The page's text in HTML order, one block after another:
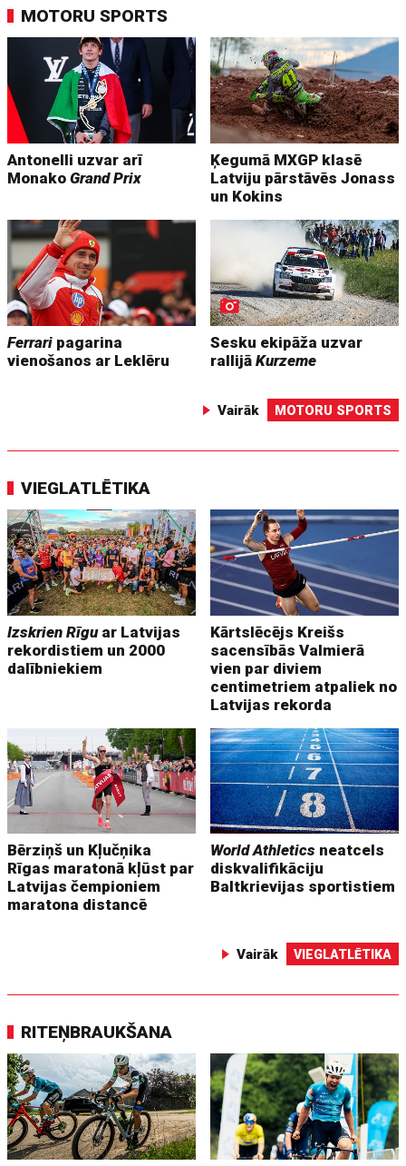
MOTORU SPORTS
Antonelli uzvar arī
MonakoGrand Prix
Ķegumā MXGP klasē
Latviju pārstāvēs Jonass
un Kokins
Ferrari pagarina
vienošanos ar Leklēru
Sesku ekipāža uzvar
rallijāKurzeme
Vairāk MOTORU SPORTS
VIEGLATLĒTIKA
Izskrien Rīguar Latvijas
rekordistiem un 2000
dalībniekiem
Kārtslēcējs Kreišs
sacensībās Valmierā
vien par diviem
centimetriem atpaliek no
Latvijas rekorda
Bērziņš un Kļučņika
Rīgas maratonā kļūst par
Latvijas čempioniem
maratona distancē
World Athletics neatcels
diskvalifikāciju
Baltkrievijas sportistiem
Vairāk VIEGLATLĒTIKA
RITEŅBRAUKŠANA